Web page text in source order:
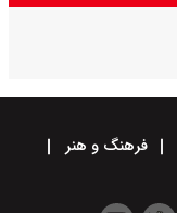
فرهنگ و هنر